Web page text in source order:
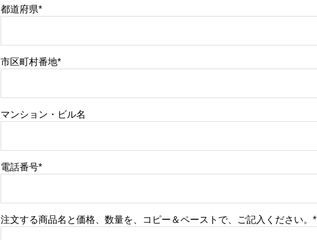
都道府県*
市区町村番地*
マンション・ビル名
電話番号*
注文する商品名と価格、数量を、コピー＆ペーストで、ご記入ください。*